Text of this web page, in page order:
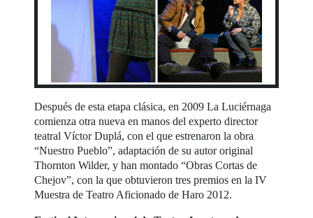
Después de esta etapa clásica, en 2009 La Luciérnaga
comienza otra nueva en manos del experto director
teatral Víctor Duplá, con el que estrenaron la obra
“Nuestro Pueblo”, adaptación de su autor original
Thornton Wilder, y han montado “Obras Cortas de
Chejov”, con la que obtuvieron tres premios en la IV
Muestra de Teatro Aficionado de Haro 2012.